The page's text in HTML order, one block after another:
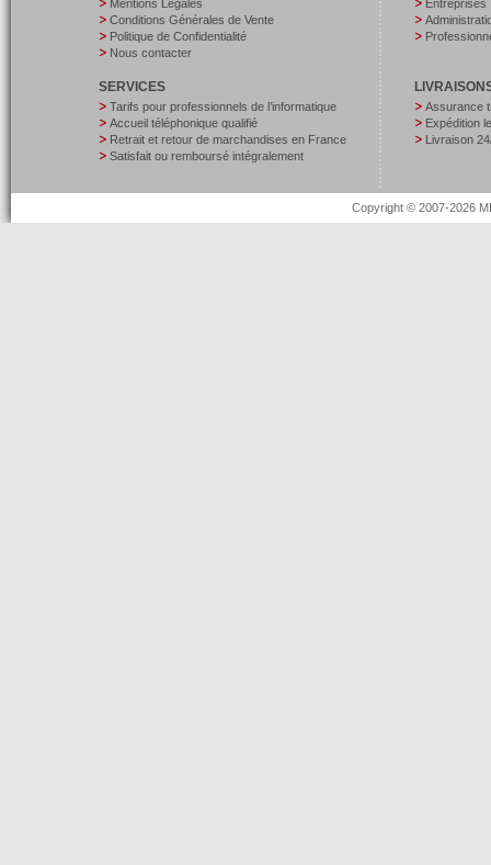
Mentions Légales
Conditions Générales de Vente
Politique de Confidentialité
Nous contacter
SERVICES
Tarifs pour professionnels de l’informatique
Accueil téléphonique qualifié
Retrait et retour de marchandises en France
Satisfait ou remboursé intégralement
Entreprises
Assurance
Expédition
Livraison
Copyright © 2007-2026